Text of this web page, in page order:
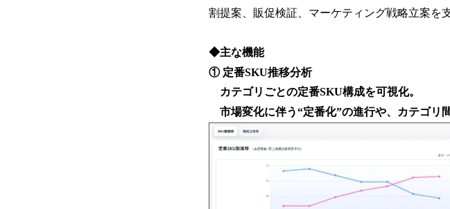
割提案、販促検証、マーケティング戦略立案を
◆主な機能
① 定番SKU推移分析
カテゴリごとの定番SKU構成を可視化。
市場変化に伴う“定番化”の進行や、カテゴリ